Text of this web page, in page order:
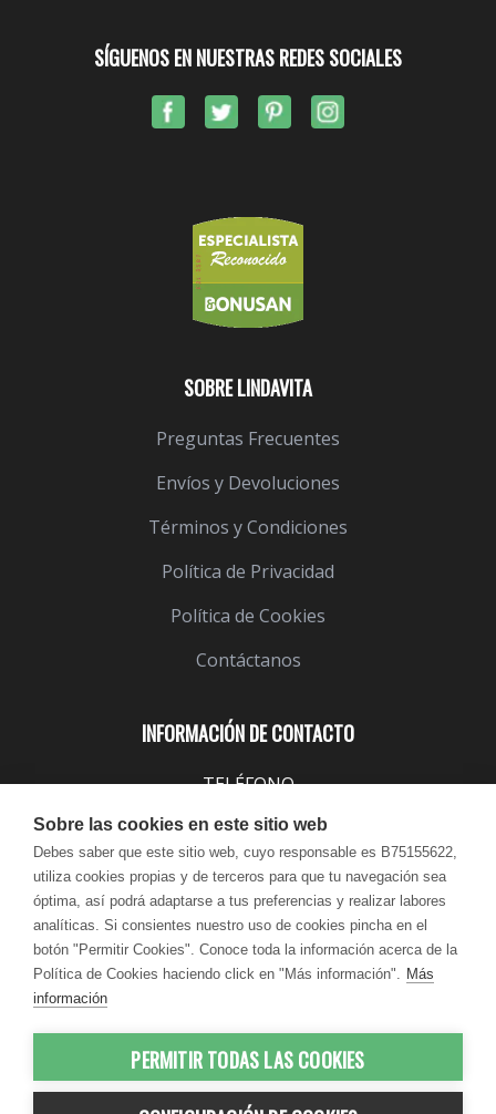
INFORMACIÓN DE CONTACTO
TELÉFONO
EMAIL
info@lindavita.com
HORARIO
Lun - Jue / 9:00 - 18:30
Vie / 9:00 - 17:30
SOBRE LINDAVITA
Preguntas Frecuentes
Envíos y Devoluciones
Términos y Condiciones
Política de Privacidad
Política de Cookies
Contáctanos
SÍGUENOS EN NUESTRAS REDES SOCIALES
© 2012-2026 LindaVita - Todos los
Sobre las cookies en este sitio web
Debes saber que este sitio web, cuyo responsable es B75155622,
utiliza cookies propias y de terceros para que tu navegación sea
óptima, así podrá adaptarse a tus preferencias y realizar labores
analíticas. Si consientes nuestro uso de cookies pincha en el
botón "Permitir Cookies". Conoce toda la información acerca de la
Política de Cookies haciendo click en "Más información". Más
información
PERMITIR TODAS LAS COOKIES